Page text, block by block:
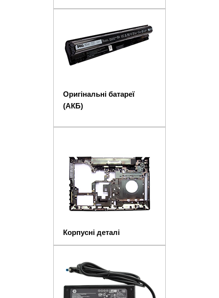
Оригінальні батареї
(АКБ)
Корпусні деталі